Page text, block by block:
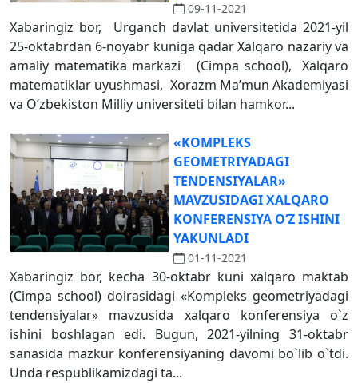
09-11-2021
Xabaringiz bor, Urganch davlat universitetida 2021-yil
25-oktabrdan 6-noyabr kuniga qadar Xalqaro nazariy va
amaliy matematika markazi (Cimpa school), Xalqaro
matematiklar uyushmasi, Xorazm Ma’mun Akademiyasi
va O’zbekiston Milliy universiteti bilan hamkor...
«KOMPLEKS
GEOMETRIYADAGI
TENDENSIYALAR»
MAVZUSIDAGI XALQARO
KONFERENSIYA OʻZ ISHINI
YAKUNLADI
01-11-2021
Xabaringiz bor, kecha 30-oktabr kuni xalqaro maktab
(Cimpa school) doirasidagi «Kompleks geometriyadagi
tendensiyalar» mavzusida xalqaro konferensiya o`z
ishini boshlagan edi. Bugun, 2021-yilning 31-oktabr
sanasida mazkur konferensiyaning davomi bo`lib o`tdi.
Unda respublikamizdagi ta...